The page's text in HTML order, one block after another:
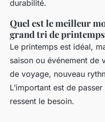
durabilité.
Quel est le meilleur
grand tri de
Le printemps est idéal,
saison ou événement de
de voyage, nouveau
L’important est de
ressent le besoin.